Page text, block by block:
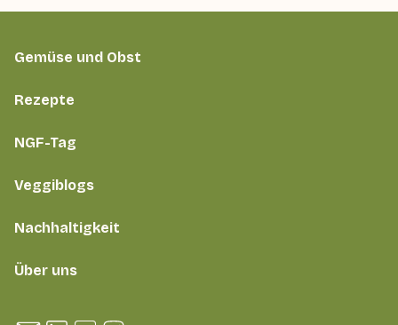
Gemüse und Obst
Rezepte
NGF-Tag
Veggiblogs
Nachhaltigkeit
Über uns